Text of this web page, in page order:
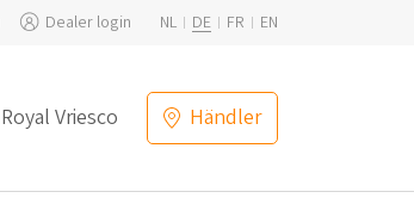
Dealer login NL DE FR EN
Royal Vriesco Händler